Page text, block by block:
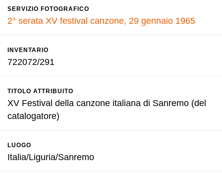
SERVIZIO FOTOGRAFICO
2° serata XV festival canzone, 29 gennaio 1965
INVENTARIO
722072/291
TITOLO ATTRIBUITO
XV Festival della canzone italiana di Sanremo (del
catalogatore)
LUOGO
Italia/Liguria/Sanremo